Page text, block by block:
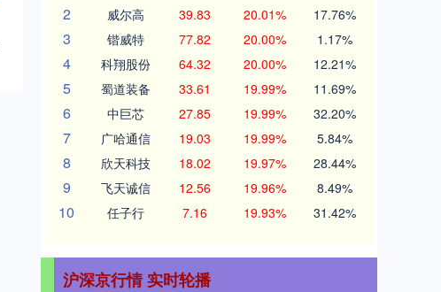
2 威尔高 39.83 20.01% 17.76%
3 锴威特 77.82 20.00% 1.17%
4 科翔股份 64.32 20.00% 12.21%
5 蜀道装备 33.61 19.99% 11.69%
6 中巨芯 27.85 19.99% 32.20%
7 广哈通信 19.03 19.99% 5.84%
8 欣天科技 18.02 19.97% 28.44%
9 飞天诚信 12.56 19.96% 8.49%
10 任子行 7.16 19.93% 31.42%
沪深京行情 实时轮播